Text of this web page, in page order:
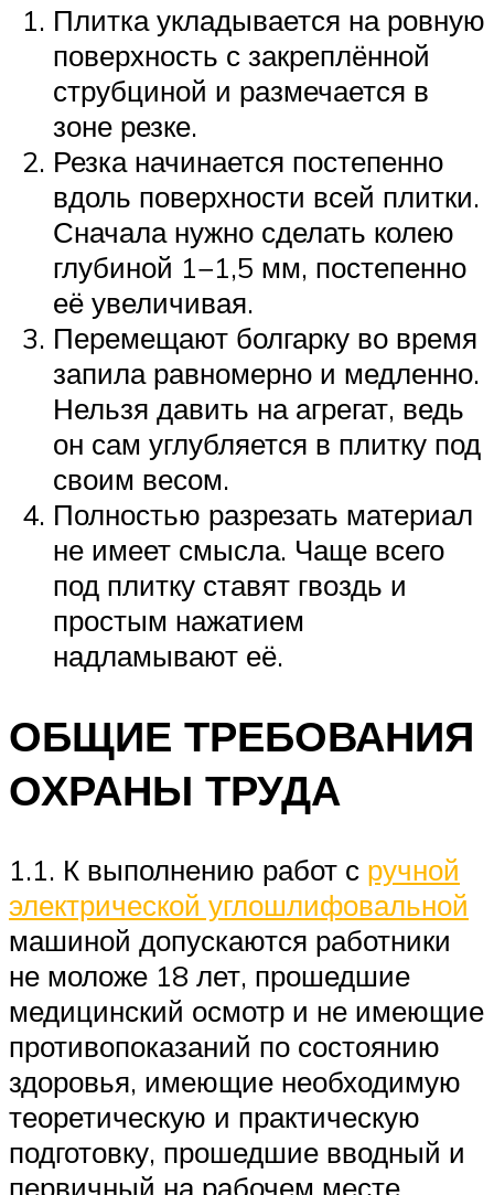
Плитка укладывается на ровную
поверхность с закреплённой
струбциной и размечается в
зоне резке.
Резка начинается постепенно
вдоль поверхности всей плитки.
Сначала нужно сделать колею
глубиной 1−1,5 мм, постепенно
её увеличивая.
Перемещают болгарку во время
запила равномерно и медленно.
Нельзя давить на агрегат, ведь
он сам углубляется в плитку под
своим весом.
Полностью разрезать материал
не имеет смысла. Чаще всего
под плитку ставят гвоздь и
простым нажатием
надламывают её.
ОБЩИЕ ТРЕБОВАНИЯ
ОХРАНЫ ТРУДА
1.1. К выполнению работ с ручной
электрической углошлифовальной
машиной допускаются работники
не моложе 18 лет, прошедшие
медицинский осмотр и не имеющие
противопоказаний по состоянию
здоровья, имеющие необходимую
теоретическую и практическую
подготовку, прошедшие вводный и
первичный на рабочем месте